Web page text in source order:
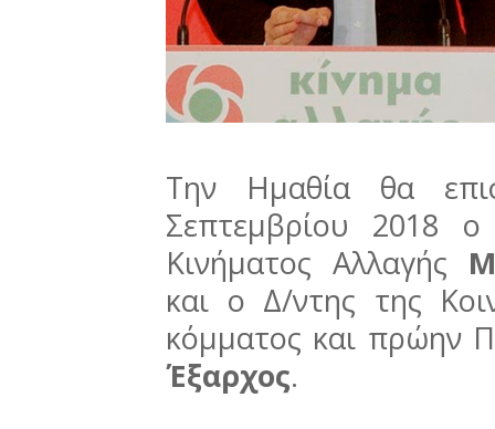
Την Ημαθία θα
Σεπτεμβρίου 2018
Κινήματος Αλλαγής
και ο Δ/ντης της
κόμματος και πρώην
Έξαρχος.